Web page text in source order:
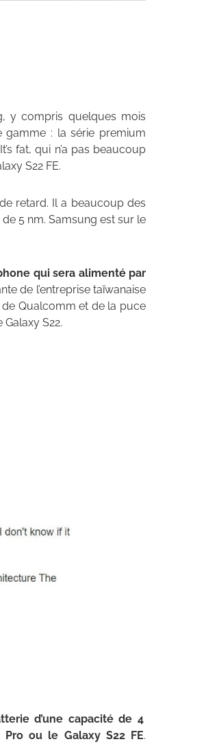
y compris quelques mois
gamme : la série premium
fat, qui n’a pas beaucoup
S22 FE.
retard. Il a beaucoup des
5 nm. Samsung est sur le
qui sera alimenté par
de l’entreprise taïwanaise
de Qualcomm et de la puce
S22.
d’une capacité de 4
Pro ou le Galaxy S22 FE.